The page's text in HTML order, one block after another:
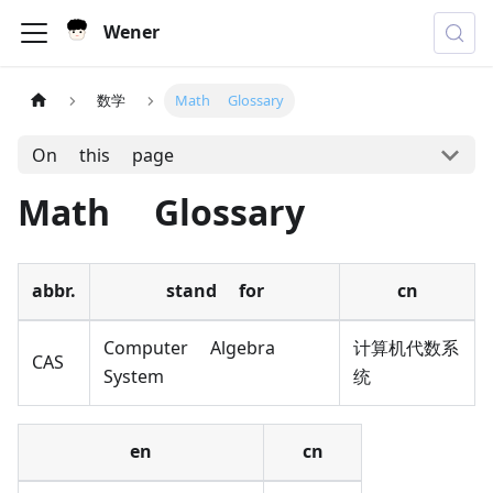
Wener
数学 Math Glossary
On this page
Math Glossary
abbr. stand for cn
CAS
Computer Algebra
System
计算机代数系
统
en cn